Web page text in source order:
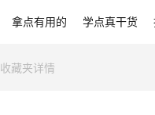
拿点有用的 学点真干货
收藏夹详情